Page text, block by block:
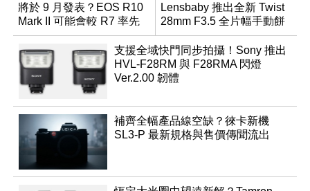
將於 9 月發表？EOS R10
Mark II 可能會較 R7 率先
推出
Lensbaby 推出全新 Twist
28mm F3.5 全片幅手動餅
乾鏡
支援全域快門同步拍攝！Sony 推出
HVL-F28RM 與 F28RMA 閃燈
Ver.2.00 韌體
補齊全幅產品線空缺？徠卡新機
SL3-P 最新規格與售價傳聞流出